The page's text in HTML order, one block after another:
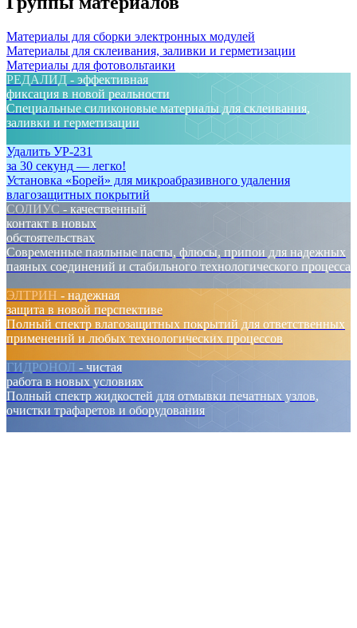
Материалы для сборки электронных модулей
Материалы для склеивания, заливки и герметизации
Материалы для фотовольтаики
РЕДАЛИД - эффективная
фиксация в новой реальности
Специальные силиконовые материалы для склеивания,
заливки и герметизации
Удалить УР-231
за 30 секунд — легко!
Установка «Борей» для микроабразивного удаления
влагозащитных покрытий
СОЛИУС - качественный
контакт в новых
обстоятельствах
Современные паяльные пасты, флюсы, припои для надежных
паяных соединений и стабильного технологического процесса
ЭЛТРИН - надежная
защита в новой перспективе
Полный спектр влагозащитных покрытий для ответственных
применений и любых технологических процессов
ГИДРОНОЛ - чистая
работа в новых условиях
Полный спектр жидкостей для отмывки печатных узлов,
очистки трафаретов и оборудования